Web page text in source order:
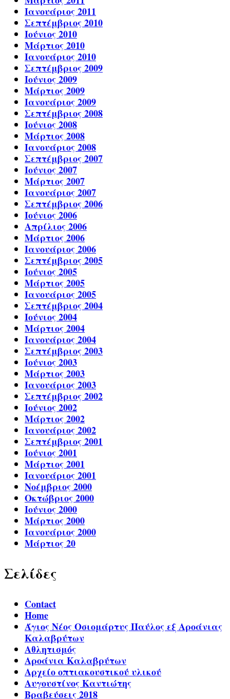
Ιανουάριος 2011
Σεπτέμβριος 2010
Ιούνιος 2010
Μάρτιος 2010
Ιανουάριος 2010
Σεπτέμβριος 2009
Ιούνιος 2009
Μάρτιος 2009
Ιανουάριος 2009
Σεπτέμβριος 2008
Ιούνιος 2008
Μάρτιος 2008
Ιανουάριος 2008
Σεπτέμβριος 2007
Ιούνιος 2007
Μάρτιος 2007
Ιανουάριος 2007
Σεπτέμβριος 2006
Ιούνιος 2006
Απρίλιος 2006
Μάρτιος 2006
Ιανουάριος 2006
Σεπτέμβριος 2005
Ιούνιος 2005
Μάρτιος 2005
Ιανουάριος 2005
Σεπτέμβριος 2004
Ιούνιος 2004
Μάρτιος 2004
Ιανουάριος 2004
Σεπτέμβριος 2003
Ιούνιος 2003
Μάρτιος 2003
Ιανουάριος 2003
Σεπτέμβριος 2002
Ιούνιος 2002
Μάρτιος 2002
Ιανουάριος 2002
Σεπτέμβριος 2001
Ιούνιος 2001
Μάρτιος 2001
Ιανουάριος 2001
Νοέμβριος 2000
Οκτώβριος 2000
Ιούνιος 2000
Μάρτιος 2000
Ιανουάριος 2000
Μάρτιος 20
Σελίδες
Contact
Home
Άγιος Νέος Οσιομάρτυς Παύλος εξ Αροάνιας
Καλαβρύτων
Αθλητισμός
Αροάνια Καλαβρύτων
Αρχείο οπτιακουστικού υλικού
Αυγουστίνος Καντιώτης
Βραβεύσεις 2018